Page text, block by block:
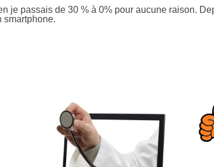
je passais de 30 % à 0% pour aucune raison.
smartphone.